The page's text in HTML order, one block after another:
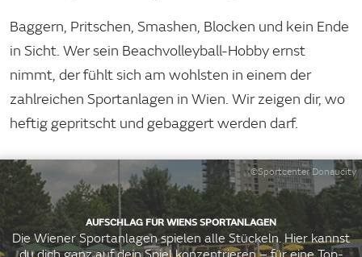
Baggern, Pritschen, Smashen, Blocken und kein Ende
in Sicht. Wer sein Beachvolleyball-Hobby ernst
nimmt, der fühlt sich am wohlsten in einem der
zahlreichen Sportanlagen in Wien. Wir zeigen dir, wo
heftig gepritscht und gebaggert werden darf.
AUFSCHLAG FÜR WIENS SPORTANLAGEN
Die Wiener Sportanlagen spielen alle Stückeln. Hier kannst
du dich ganz auf dein Spiel konzentrieren – für eine Top-
©Sportcenter Donaucity